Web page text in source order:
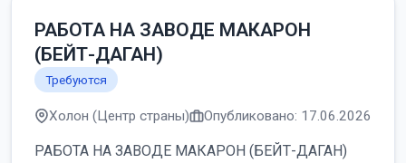
РАБОТА НА ЗАВОДЕ МАКАРОН
(БЕЙТ-ДАГАН)
Требуются
Холон (Центр страны) Опубликовано: 17.06.2026
РАБОТА НА ЗАВОДЕ МАКАРОН (БЕЙТ-ДАГАН)